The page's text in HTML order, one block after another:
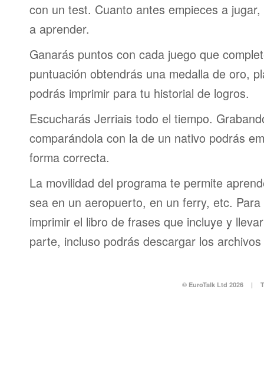
con un test. Cuanto antes empieces a
a aprender.
Ganarás puntos con cada juego que
puntuación obtendrás una medalla de oro,
podrás imprimir para tu historial de logros.
Escucharás Jerriais todo el tiempo.
comparándola con la de un nativo podrás
forma correcta.
La movilidad del programa te permite
sea en un aeropuerto, en un ferry, etc.
imprimir el libro de frases que incluye y
parte, incluso podrás descargar los
© EuroTalk Ltd 2026 |